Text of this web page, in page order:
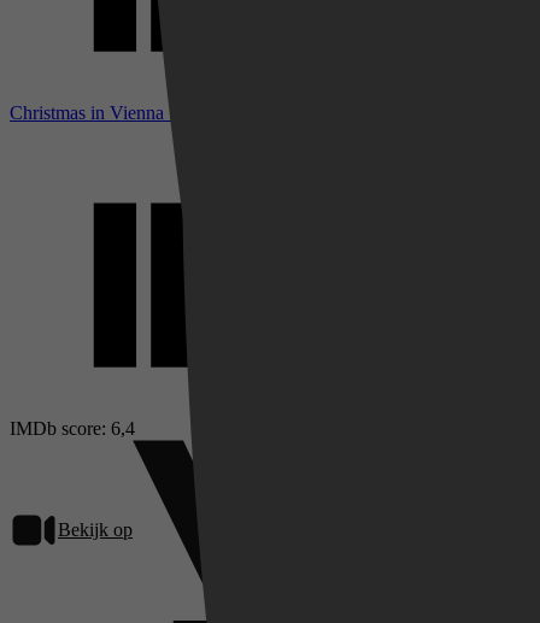
Christmas in Vienna bij IMDb
IMDb score: 6,4
Bekijk op